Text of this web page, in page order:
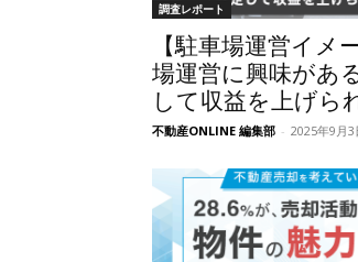
調査レポート
【駐車場運営イメ
場運営に興味があ
して収益を上げら
不動産ONLINE 編集部 - 2025年9月3